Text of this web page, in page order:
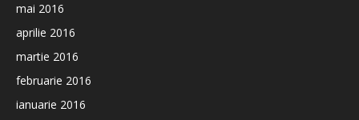
mai 2016
aprilie 2016
martie 2016
februarie 2016
ianuarie 2016